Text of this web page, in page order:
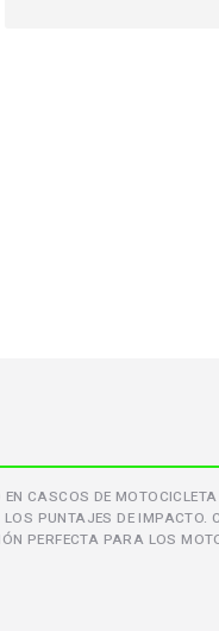
CASCOS DE
PUNTAJES DE
PERFECTA PARA LOS